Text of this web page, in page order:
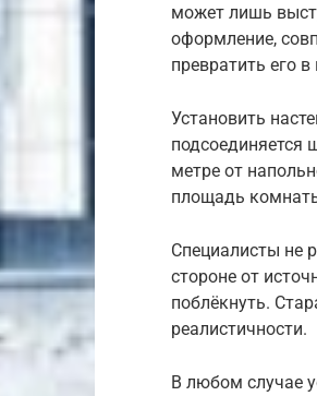
может лишь
оформление,
превратить его
Установить
подсоединяется
метре от
площадь
Специалисты не
стороне от
поблёкнуть.
реалистичности.
В любом случае